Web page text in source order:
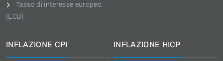
Tasso di interesse europeo
(ECB)
INFLAZIONE CPI INFLAZIONE HICP